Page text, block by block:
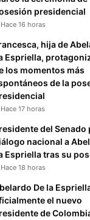
presidencial
Hace 16 horas
hija de
Espriella,
los momentos más
de la
Hace 17 horas
del Senado
nacional a
Espriella tras su
Hace 18 horas
De la
el nuevo
de